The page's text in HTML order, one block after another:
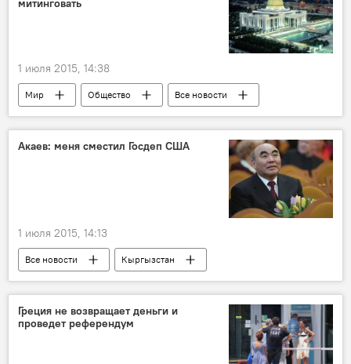
СП "Стар пласт"
Индонезия
митинговать
1 июля 2015, 14:38
Мир Общество
Все новости
Политика
Туркменистан
Центральная Азия
митинг закон
Акаев: меня сместил Госдеп США
1 июля 2015, 14:13
Все новости
Кыргызстан
интервью
Политика
Экономика
Греция не возвращает деньги и
проведет референдум